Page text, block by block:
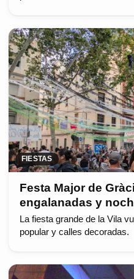
FIESTAS
Festa Major de
engalanadas y
La fiesta grande de la Vila
popular y calles decoradas.